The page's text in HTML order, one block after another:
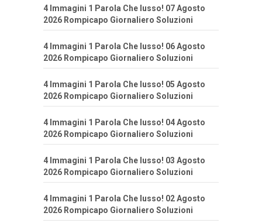
4 Immagini 1 Parola Che lusso! 07 Agosto
2026 Rompicapo Giornaliero Soluzioni
4 Immagini 1 Parola Che lusso! 06 Agosto
2026 Rompicapo Giornaliero Soluzioni
4 Immagini 1 Parola Che lusso! 05 Agosto
2026 Rompicapo Giornaliero Soluzioni
4 Immagini 1 Parola Che lusso! 04 Agosto
2026 Rompicapo Giornaliero Soluzioni
4 Immagini 1 Parola Che lusso! 03 Agosto
2026 Rompicapo Giornaliero Soluzioni
4 Immagini 1 Parola Che lusso! 02 Agosto
2026 Rompicapo Giornaliero Soluzioni